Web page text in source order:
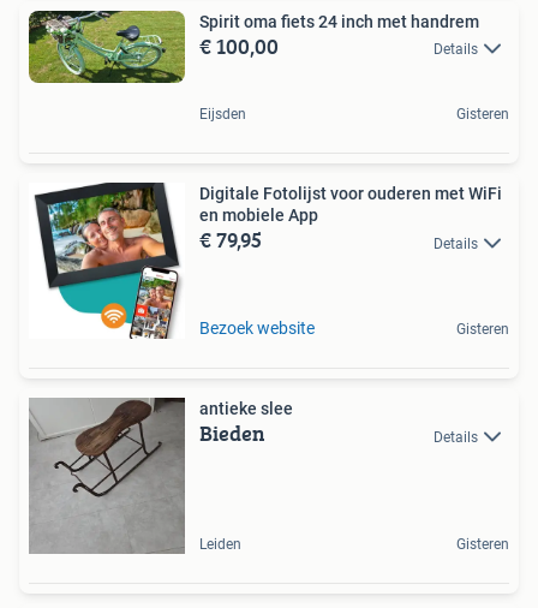
Spirit oma fiets 24 inch met handrem
€ 100,00 Details
Eijsden Gisteren
Digitale Fotolijst voor ouderen met WiFi
en mobiele App
€ 79,95 Details
Bezoek website Gisteren
antieke slee
Bieden Details
Leiden Gisteren